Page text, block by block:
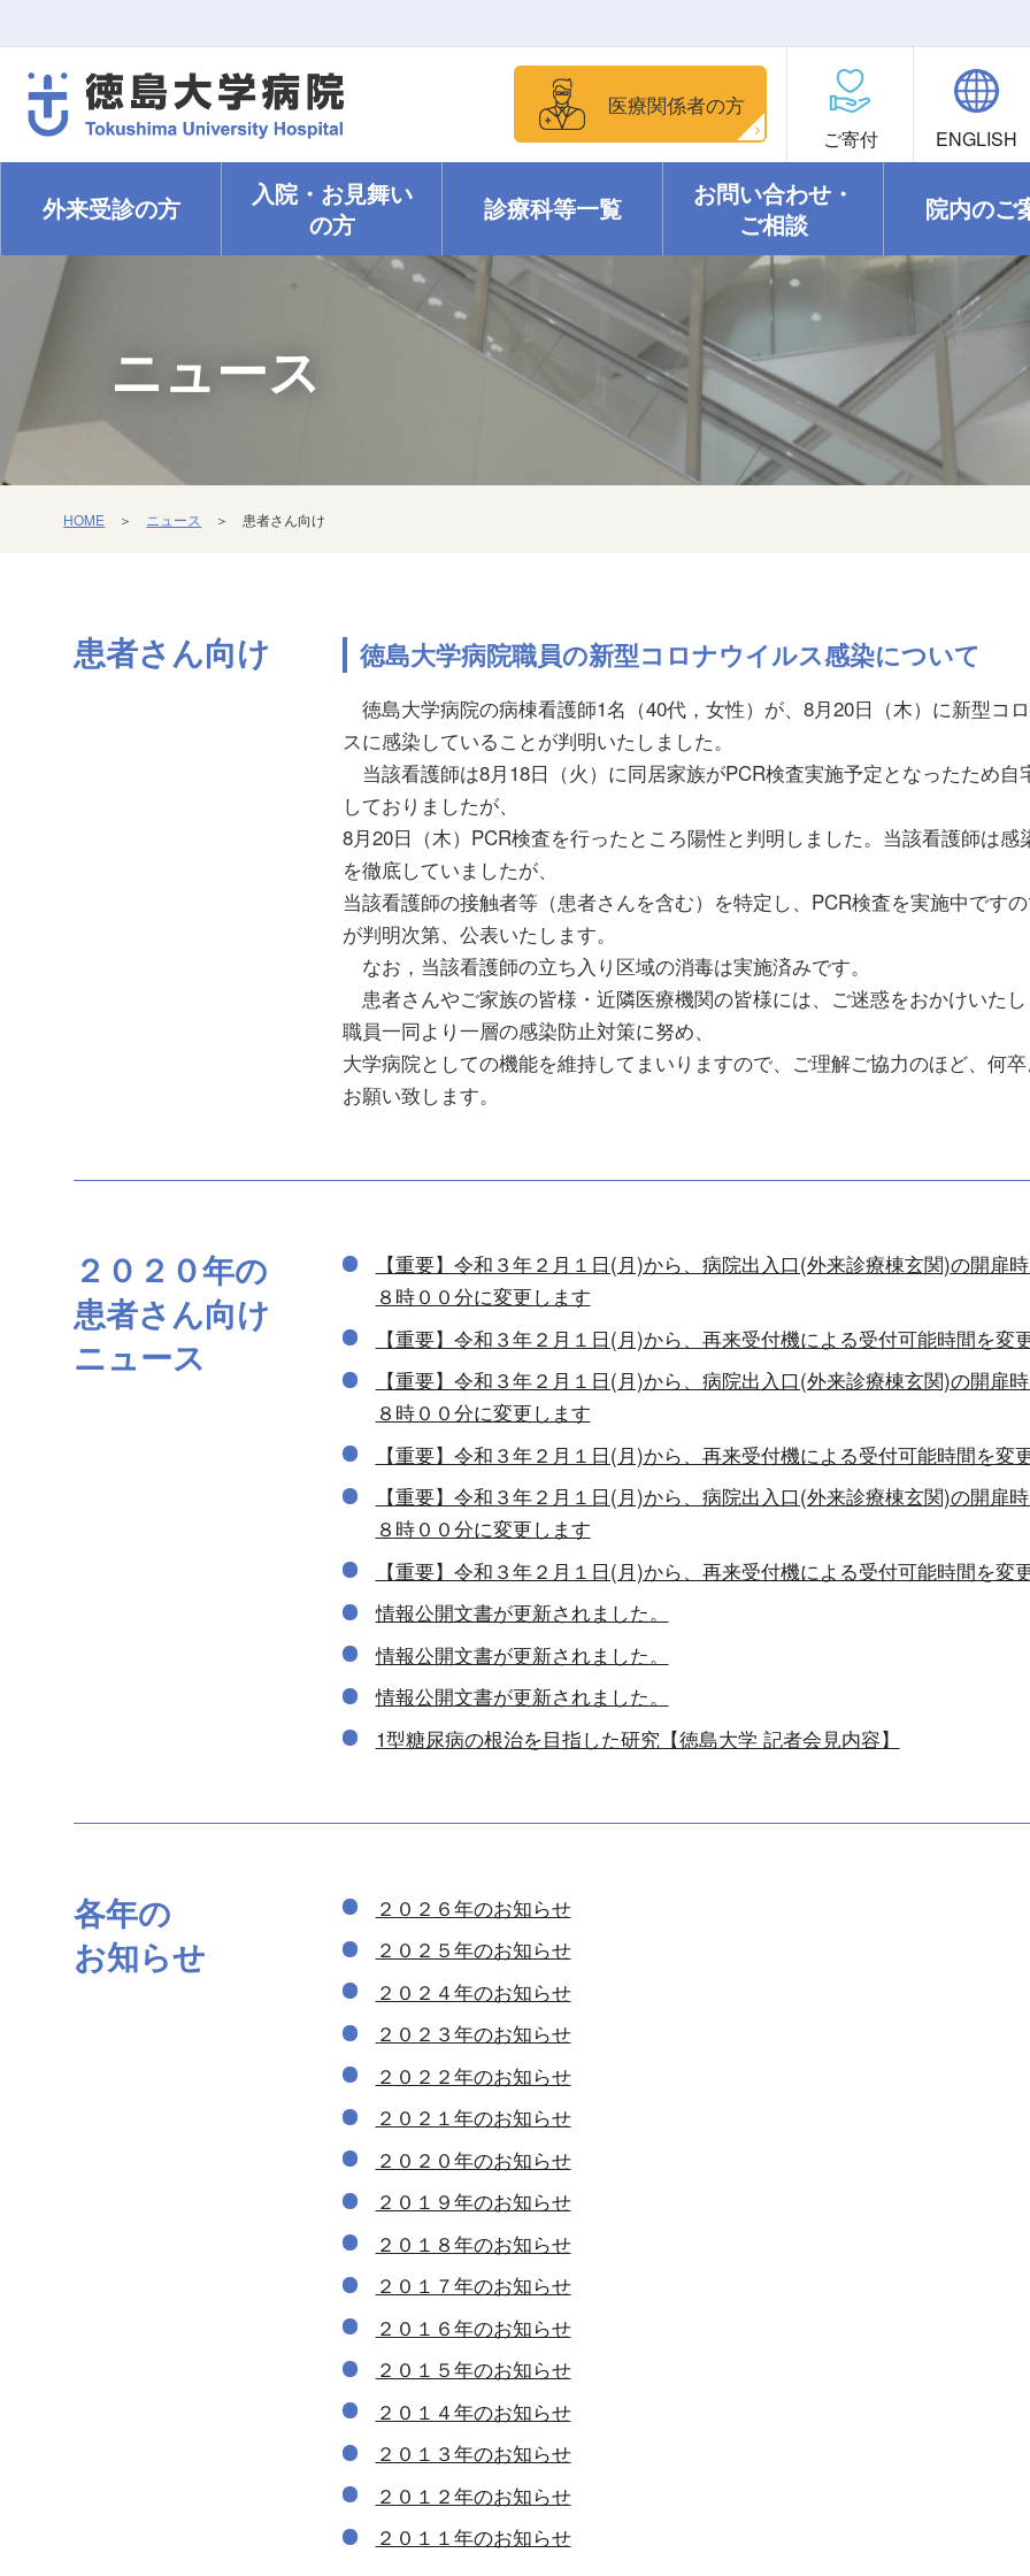
医療関係者の方
ご寄付 ENGLISH
外来受診の方 入院・ お見舞い
の方
診療科等一覧
お問い合わせ・
ご相談
院内のご
ニュース
HOME ＞ ニュース ＞ 患者さん向け
患者さん向け 徳島大学病院職員の新型コロナウイルス感染について
徳島大学病院の病棟看護師1名（40代，女性）が、8月20日（木）に新型コ
スに感染していることが判明いたしました。
当該看護師は8月18日（火）に同居家族がPCR検査実施予定となったため自
しておりましたが、
8月20日（木）PCR検査を行ったところ陽性と判明しました。当該看護師は感
を徹底していましたが、
当該看護師の接触者等（患者さんを含む）を特定し、PCR検査を実施中です
が判明次第、公表いたします。
なお，当該看護師の立ち入り区域の消毒は実施済みです。
患者さんやご家族の皆様・近隣医療機関の皆様には、ご迷惑をおかけいた
職員一同より一層の感染防止対策に努め、
大学病院としての機能を維持してまいりますので、ご理解ご協力のほど、何
お願い致します。
２０２０年の
患者さん向け
ニュース
【重要】令和３年２月１日(月)から、病院出入口(外来診療棟玄関)の開扉
８時００分に変更します
【重要】令和３年２月１日(月)から、再来受付機による受付可能時間を変
【重要】令和３年２月１日(月)から、病院出入口(外来診療棟玄関)の開扉
８時００分に変更します
【重要】令和３年２月１日(月)から、再来受付機による受付可能時間を変
【重要】令和３年２月１日(月)から、病院出入口(外来診療棟玄関)の開扉
８時００分に変更します
【重要】令和３年２月１日(月)から、再来受付機による受付可能時間を変
情報公開文書が更新されました。
情報公開文書が更新されました。
情報公開文書が更新されました。
1型糖尿病の根治を目指した研究【徳島大学 記者会見内容】
各年の
お知らせ
２０２６年のお知らせ
２０２５年のお知らせ
２０２４年のお知らせ
２０２３年のお知らせ
２０２２年のお知らせ
２０２１年のお知らせ
２０２０年のお知らせ
２０１９年のお知らせ
２０１８年のお知らせ
２０１７年のお知らせ
２０１６年のお知らせ
２０１５年のお知らせ
２０１４年のお知らせ
２０１３年のお知らせ
２０１２年のお知らせ
２０１１年のお知らせ